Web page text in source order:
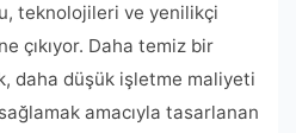
teknolojileri ve yenilikçi
çıkıyor. Daha temiz bir
daha düşük işletme maliyeti
amacıyla tasarlanan